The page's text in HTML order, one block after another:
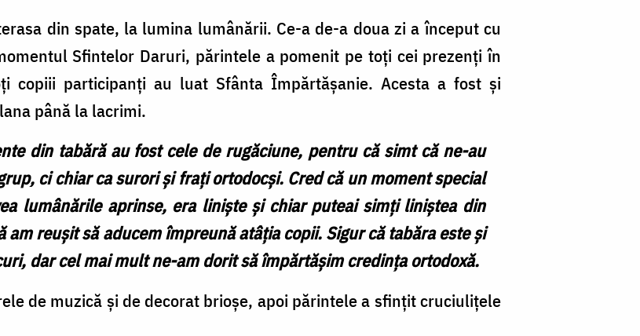
din spate, la lumina lumânării. Ce-a de-a doua zi a început cu
Sfintelor Daruri, părintele a pomenit pe toți cei prezenți în
copiii participanți au luat Sfânta Împărtășanie. Acesta a fost și
până la lacrimi.
din tabără au fost cele de rugăciune, pentru că simt că ne-au
ci chiar ca surori și frați ortodocși. Cred că un moment special
lumânările aprinse, era liniște și chiar puteai simți liniștea din
reușit să aducem împreună atâția copii. Sigur că tabăra este și
dar cel mai mult ne-am dorit să împărtășim credința ortodoxă.
de muzică și de decorat brioșe, apoi părintele a sfințit cruciulițele